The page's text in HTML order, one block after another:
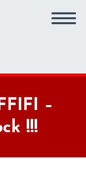
–
!!!